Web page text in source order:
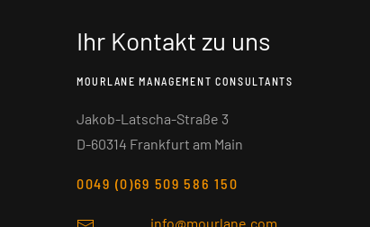
Ihr Kontakt zu uns
MOURLANE MANAGEMENT CONSULTANTS
Jakob-Latscha-Straße 3
D-60314 Frankfurt am Main
0049 (0)69 509 586 150
info@mourlane.com